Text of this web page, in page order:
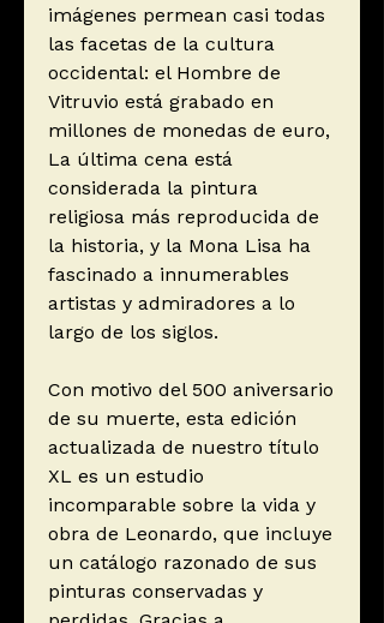
imágenes permean casi todas
las facetas de la cultura
occidental: el Hombre de
Vitruvio está grabado en
millones de monedas de euro,
La última cena está
considerada la pintura
religiosa más reproducida de
la historia, y la Mona Lisa ha
fascinado a innumerables
artistas y admiradores a lo
largo de los siglos.
Con motivo del 500 aniversario
de su muerte, esta edición
actualizada de nuestro título
XL es un estudio
incomparable sobre la vida y
obra de Leonardo, que incluye
un catálogo razonado de sus
pinturas conservadas y